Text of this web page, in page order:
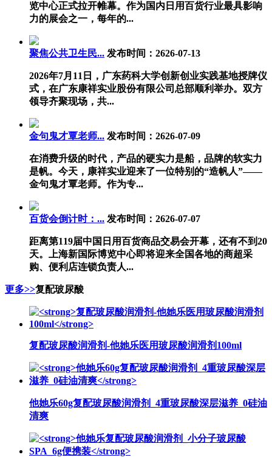
览中心正式拉开帷幕。作为国内日用百货行业最具影响
力的展会之一，每年的...
聚焦公共卫生民... 发布时间：2626-07-13
2026年7月11日，广东药科大学创新创业实践基地授牌仪
式，在广东康祥实业股份有限公司总部顺利举办。双方
领导齐聚现场，共...
金句鬼才覃老师... 发布时间：2626-07-09
在消费升级的时代，产品的硬实力是船，品牌的软实力
是帆。今天，康祥实业迎来了一位特别的“造帆人”——
金句鬼才覃老师。作为专...
百货会倒计时：... 发布时间：2626-07-07
距离第119届中国日用百货商品交易会开幕，还有不到20
天。上海新国际博览中心即将迎来全国各地的商超采
购、便利店连锁负责人...
更多>>复配玻尿酸
复配玻尿酸润滑剂-他她乐医用玻尿酸润滑剂100ml
他她乐60g复配玻尿酸润滑剂_4重玻尿酸深层滋养_0硅油
清爽